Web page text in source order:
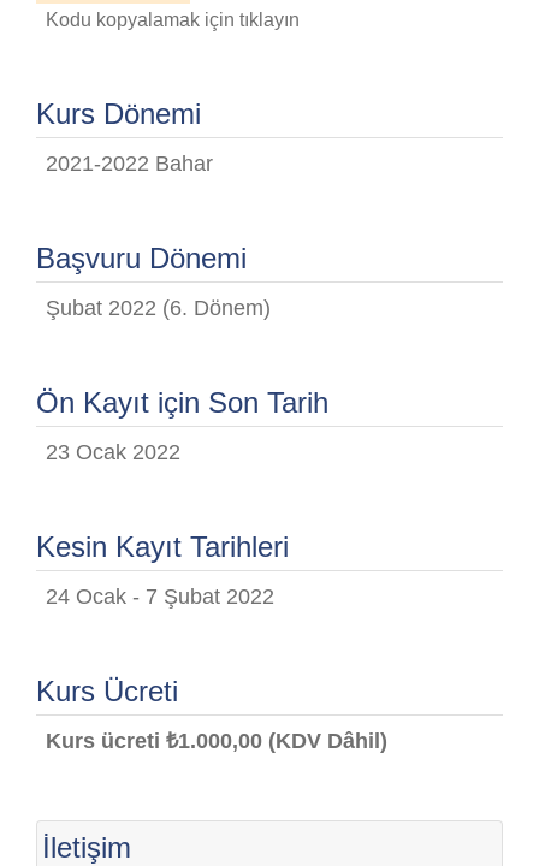
Kodu kopyalamak için tıklayın
Kurs Dönemi
2021-2022 Bahar
Başvuru Dönemi
Şubat 2022 (6. Dönem)
Ön Kayıt için Son Tarih
23 Ocak 2022
Kesin Kayıt Tarihleri
24 Ocak - 7 Şubat 2022
Kurs Ücreti
Kurs ücreti ₺1.000,00 (KDV Dâhil)
İletişim